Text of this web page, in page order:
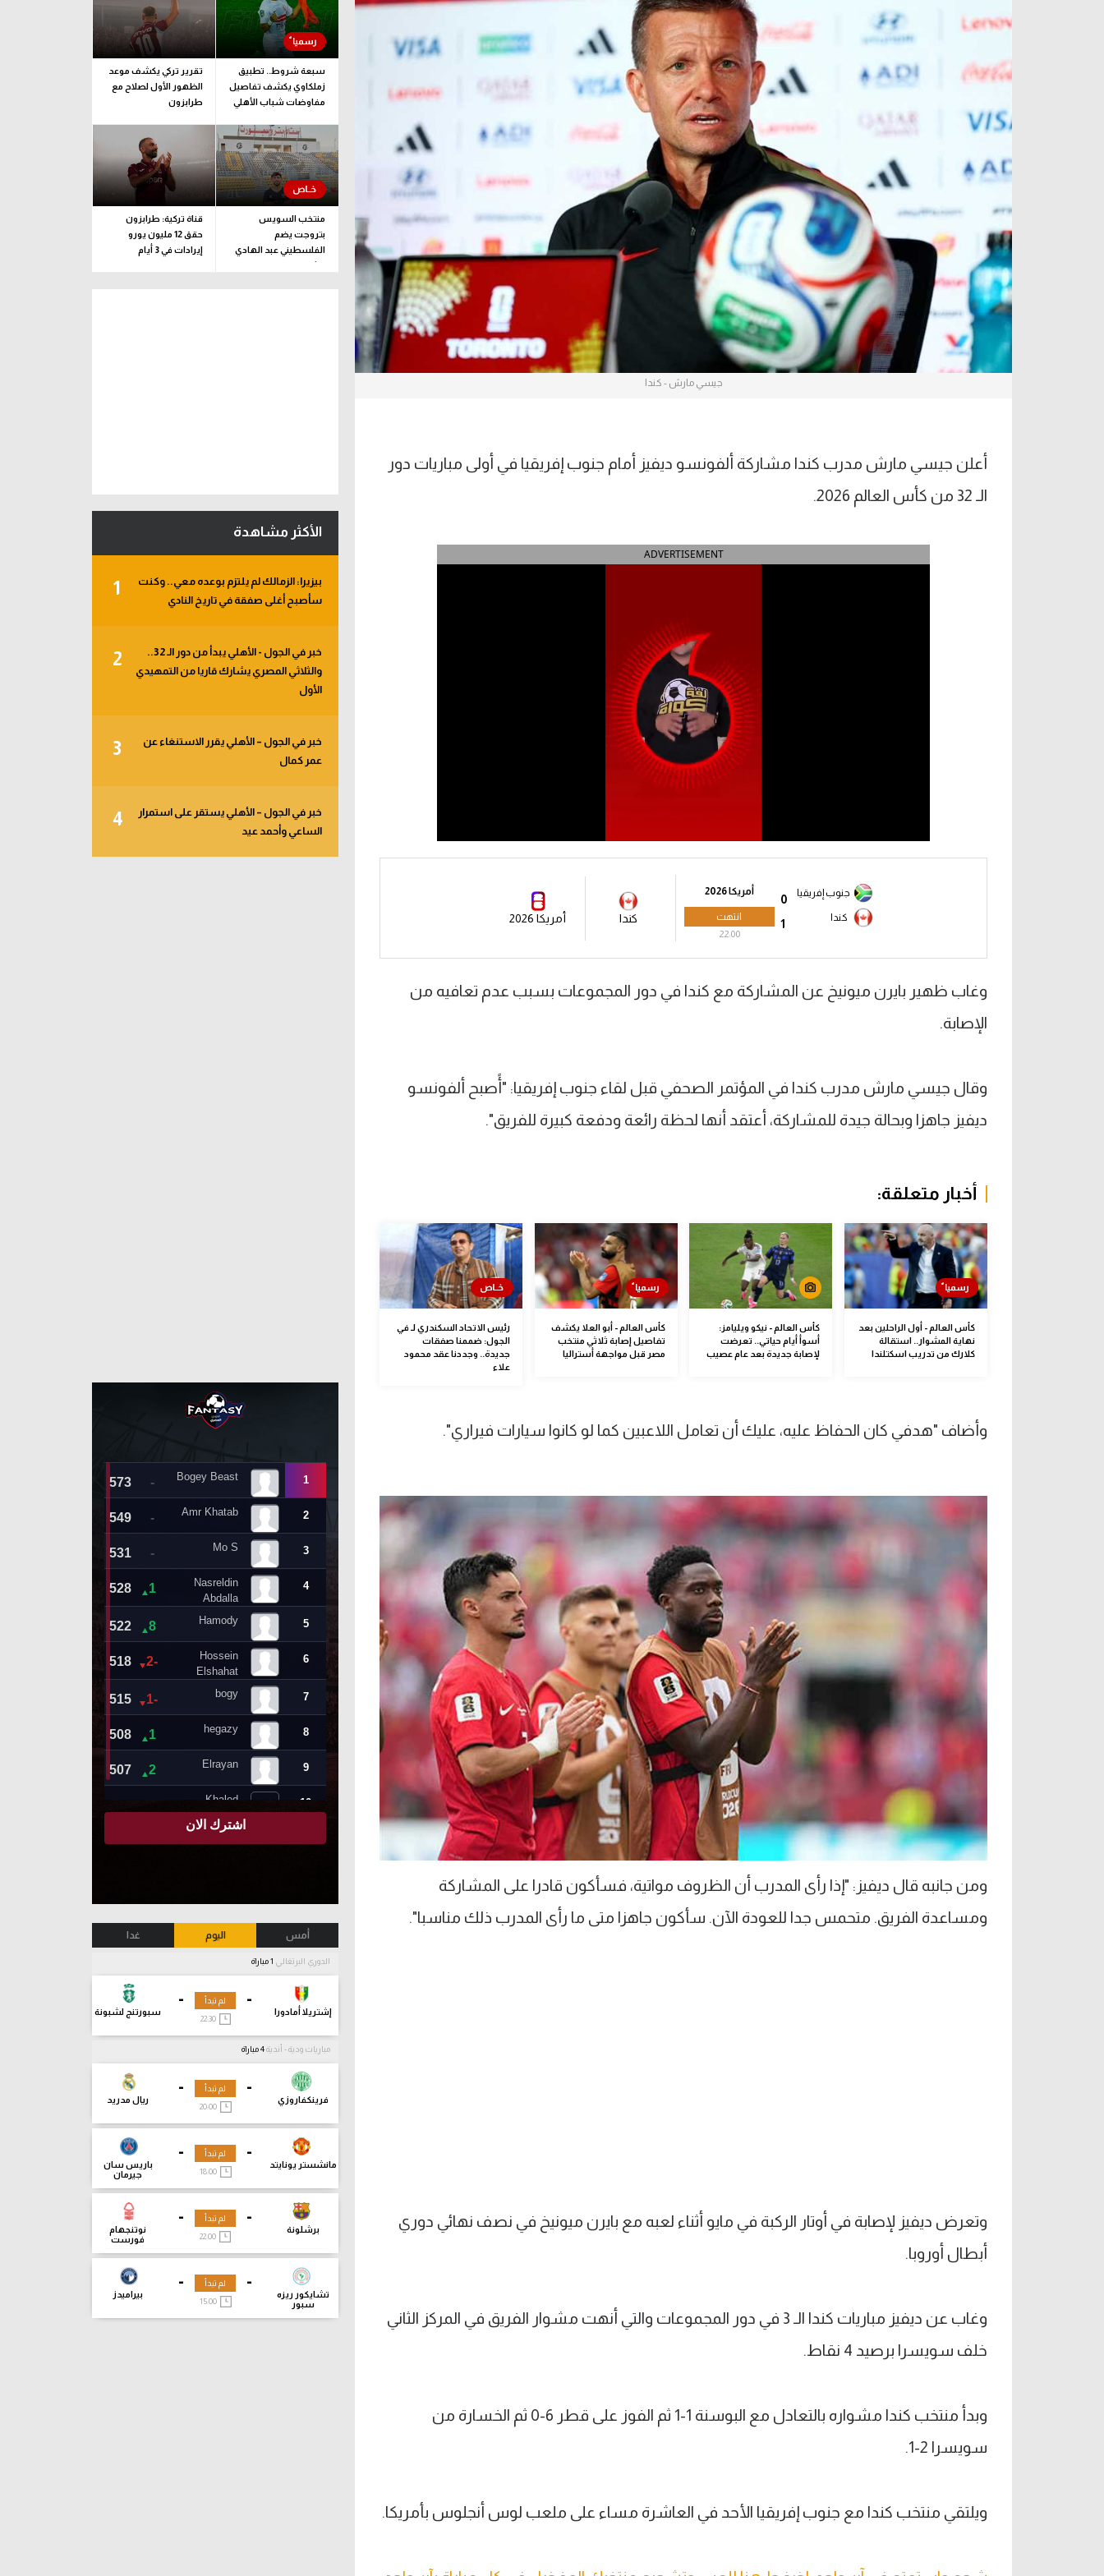
الدوري السعودي للمحترفين
دوري أبطال أوروبا
دوري أبطال إفريقيا
كل البطولات
القسم الثاني
رياضات أخرى
آسيا
أمريكا
جيسي مارش - كندا
أعلن جيسي مارش مدرب كندا مشاركة ألفونسو ديفيز أمام جنوب إفريقيا في أولى مباريات دور
الـ 32 من كأس العالم 2026.
ADVERTISEMENT
0
جنوب إفريقيا
1
كندا
أمريكا 2026
انتهت
22:00
كندا أمريكا 2026
وغاب ظهير بايرن ميونيخ عن المشاركة مع كندا في دور المجموعات بسبب عدم تعافيه من
الإصابة.
وقال جيسي مارش مدرب كندا في المؤتمر الصحفي قبل لقاء جنوب إفريقيا: "أًصبح ألفونسو
ديفيز جاهزا وبحالة جيدة للمشاركة، أعتقد أنها لحظة رائعة ودفعة كبيرة للفريق".
أخبار متعلقة:
كأس العالم - أول الراحلين بعد
نهاية المشوار.. استقالة
كلارك من تدريب اسكتلندا
كأس العالم - نيكو ويليامز:
أسوأ أيام حياتي.. تعرضت
لإصابة جديدة بعد عام عصيب
كأس العالم - أبو العلا يكشف
تفاصيل إصابة ثلاثي منتخب
مصر قبل مواجهة أستراليا
رئيس الاتحاد السكندري لـ في
الجول: ضممنا صفقات
جديدة.. وجددنا عقد محمود
علاء
وأضاف "هدفي كان الحفاظ عليه، عليك أن تعامل اللاعبين كما لو كانوا سيارات فيراري".
ومن جانبه قال ديفيز: "إذا رأى المدرب أن الظروف مواتية، فسأكون قادرا على المشاركة
ومساعدة الفريق. متحمس جدا للعودة الآن. سأكون جاهزا متى ما رأى المدرب ذلك مناسبا".
وتعرض ديفيز لإصابة في أوتار الركبة في مايو أثناء لعبه مع بايرن ميونيخ في نصف نهائي دوري
أبطال أوروبا.
وغاب عن ديفيز مباريات كندا الـ 3 في دور المجموعات والتي أنهت مشوار الفريق في المركز الثاني
خلف سويسرا برصيد 4 نقاط.
وبدأ منتخب كندا مشواره بالتعادل مع البوسنة 1-1 ثم الفوز على قطر 6-0 ثم الخسارة من
سويسرا 2-1.
ويلتقي منتخب كندا مع جنوب إفريقيا الأحد في العاشرة مساء على ملعب لوس أنجلوس بأمريكا.
سبعة شروط.. تطبيق
زملكاوي يكشف تفاصيل
مفاوضات شباب الأهلي
تقرير تركي يكشف موعد
الظهور الأول لصلاح مع
طرابزون
منتخب السويس
بتروجت يضم
الفلسطيني عبد الهادي
راشد
قناة تركية: طرابزون
حقق 12 مليون يورو
إيرادات في 3 أيام
الأكثر مشاهدة
1
بيزيرا: الزمالك لم يلتزم بوعده معي.. وكنت
سأصبح أغلى صفقة في تاريخ النادي
2
خبر في الجول - الأهلي يبدأ من دور الـ 32..
والثلاثي المصري يشارك قاريا من التمهيدي
الأول
3
خبر في الجول – الأهلي يقرر الاستنغاء عن
عمر كمال
4
خبر في الجول – الأهلي يستقر على استمرار
الساعي وأحمد عيد
أمس اليوم غدا
الدوري البرتغالي
-
إشتريلا أمادورا
-
سبورتنج لشبونة
لم تبدأ
22:30
مباريات ودية - أندية
-
فرينكفاروزي
-
ريال مدريد
لم تبدأ
20:00
-
مانشستر يونايتد
-
باريس سان
جيرمان
لم تبدأ
18:00
-
برشلونة
-
نوتنجهام
فورست
لم تبدأ
-
تشايكور ريزه
سبور
-
بيراميدز
لم تبدأ
15:00